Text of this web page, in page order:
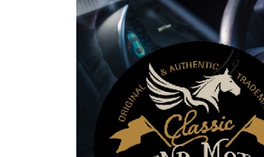
Brand list
Guide
ご利用ガイド